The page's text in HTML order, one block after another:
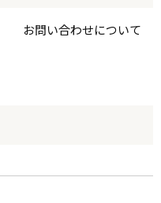
お問い合わせについて